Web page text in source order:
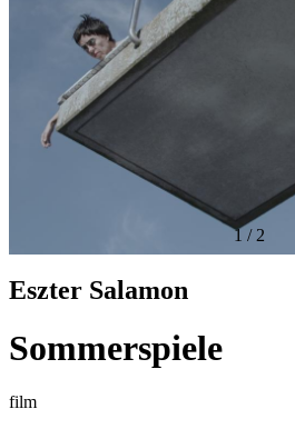
1 / 2
Eszter Salamon
Sommerspiele
film